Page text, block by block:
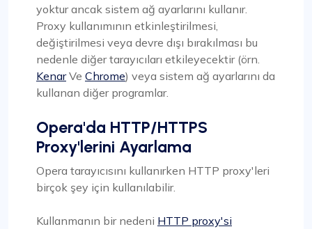
yoktur ancak sistem ağ ayarlarını kullanır.
Proxy kullanımının etkinleştirilmesi,
değiştirilmesi veya devre dışı bırakılması bu
nedenle diğer tarayıcıları etkileyecektir (örn.
KenarVe Chrome) veya sistem ağ ayarlarını da
kullanan diğer programlar.
Opera'da HTTP/HTTPS
Proxy'lerini Ayarlama
Opera tarayıcısını kullanırken HTTP proxy'leri
birçok şey için kullanılabilir.
Kullanmanın bir nedeni HTTP proxy'si